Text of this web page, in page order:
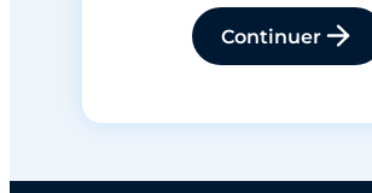
Continuer